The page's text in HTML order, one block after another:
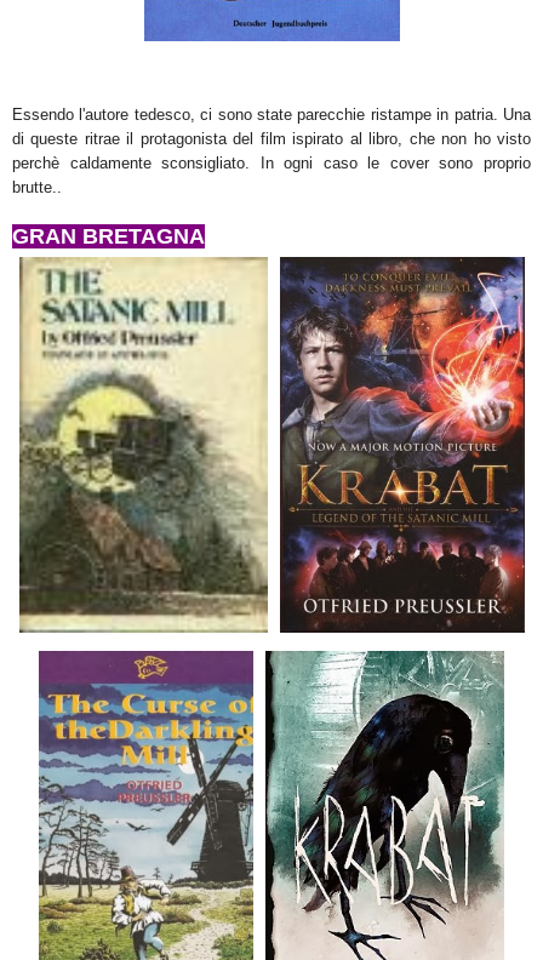
Essendo l'autore tedesco, ci sono state parecchie ristampe in patria. Una
di queste ritrae il protagonista del film ispirato al libro, che non ho visto
perchè caldamente sconsigliato. In ogni caso le cover sono proprio
brutte..
GRAN BRETAGNA